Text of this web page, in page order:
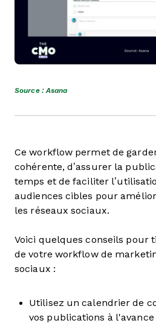
Source : Asana
Ce workflow permet de
cohérente, d’assurer la
temps et de faciliter
audiences cibles pour
les réseaux sociaux.
Voici quelques conseils pour
de votre workflow de
sociaux :
Utilisez un calendrier de
vos publications à